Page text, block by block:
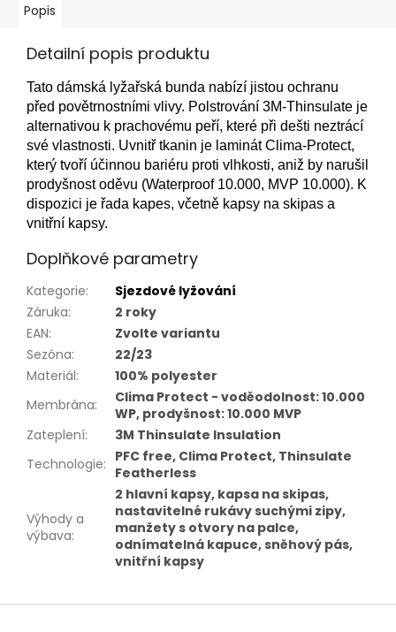
Popis
Detailní popis produktu
Tato dámská lyžařská bunda nabízí jistou ochranu
před povětrnostními vlivy. Polstrování 3M-Thinsulate je
alternativou k prachovému peří, které při dešti neztrácí
své vlastnosti. Uvnitř tkanin je laminát Clima-Protect,
který tvoří účinnou bariéru proti vlhkosti, aniž by narušil
prodyšnost oděvu (Waterproof 10.000, MVP 10.000). K
dispozici je řada kapes, včetně kapsy na skipas a
vnitřní kapsy.
Doplňkové parametry
Kategorie:
Sjezdové lyžování
Záruka:
2 roky
EAN:
Zvolte variantu
Sezóna:
22/23
Materiál:
100% polyester
Membrána:
Clima Protect - voděodolnost: 10.000
WP, prodyšnost: 10.000 MVP
Zateplení:
3M Thinsulate Insulation
Technologie: PFC free, Clima Protect, Thinsulate
Featherless
Výhody a
výbava:
2 hlavní kapsy, kapsa na skipas,
nastavitelné rukávy suchými zipy,
manžety s otvory na palce,
odnímatelná kapuce, sněhový pás,
vnitřní kapsy
Z